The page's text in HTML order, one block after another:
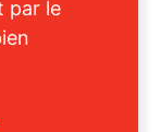
par le